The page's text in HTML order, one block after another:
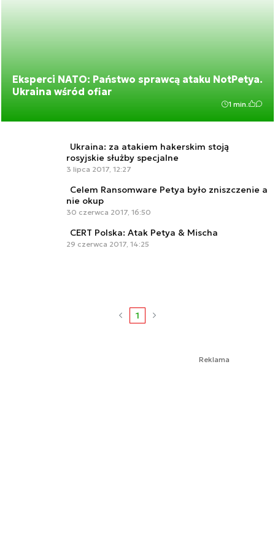
Eksperci NATO: Państwo sprawcą ataku NotPetya.
Ukraina wśród ofiar
1 min.
Ukraina: za atakiem hakerskim stoją
rosyjskie służby specjalne
3 lipca 2017, 12:27
Celem Ransomware Petya było zniszczenie a
nie okup
30 czerwca 2017, 16:50
CERT Polska: Atak Petya & Mischa
29 czerwca 2017, 14:25
1
Reklama